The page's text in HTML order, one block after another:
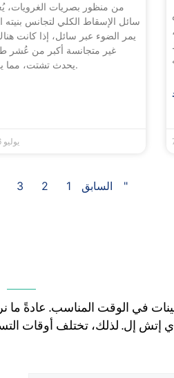
من منظور بصريات الغرويات،
سائل الإسقاط الكلي لتجانس بنيته
يمر الضوء عبر سائل، إذا كانت
غير متجانسة أكبر من عُشر
يحدث تشتت، مما يؤدي إلى انخفاض النفاذية.
20 يوليو 2026
" السابق 1
2
3 التالي "
في الوقت المناسب. عادةً